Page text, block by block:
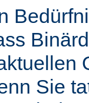
Sie